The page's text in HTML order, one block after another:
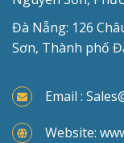
Đà Nẵng: 126
Sơn, Thành phố
Email :
Website: